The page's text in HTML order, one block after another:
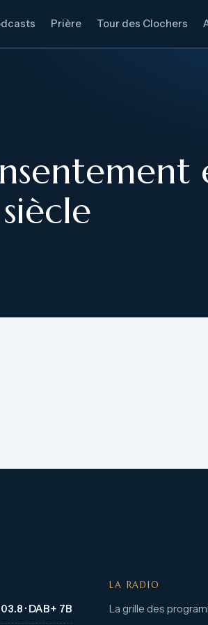
Prière Tour des Clochers
· DAB+ 7B
LA RADIO
La grille des